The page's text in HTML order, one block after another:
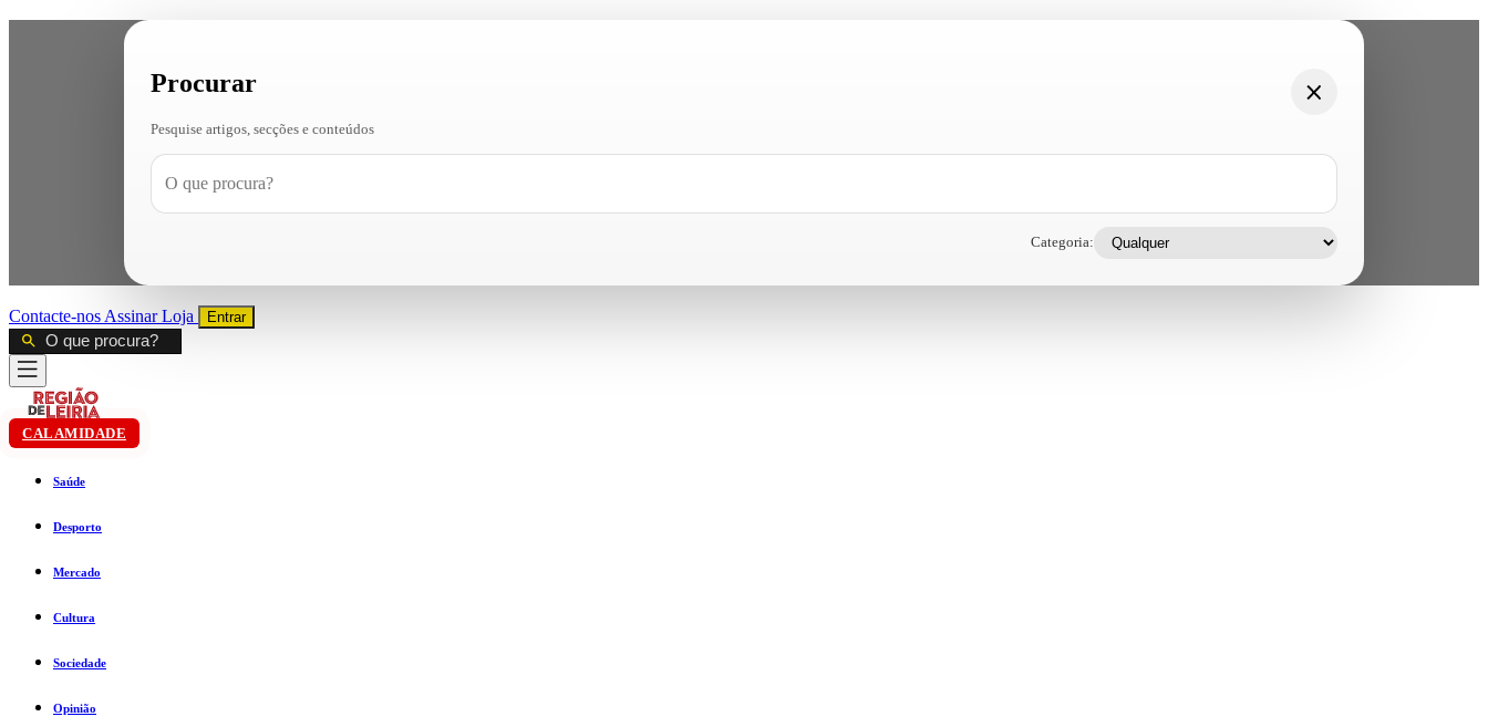
Procurar
Pesquise artigos, secções e conteúdos
Categoria:
Contacte-nos AssinarLoja Entrar
CALAMIDADE
Saúde
Desporto
Mercado
Cultura
Sociedade
Opinião